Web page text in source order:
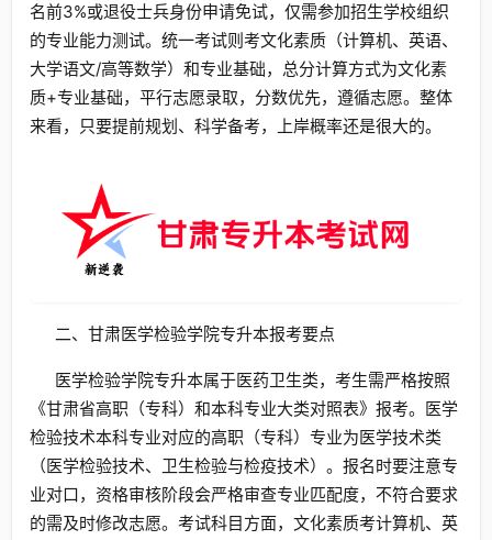
名前3%或退役士兵身份申请免试，仅需参加招生学校组织
的专业能力测试。统一考试则考文化素质（计算机、英语、
大学语文/高等数学）和专业基础，总分计算方式为文化素
质+专业基础，平行志愿录取，分数优先，遵循志愿。整体
来看，只要提前规划、科学备考，上岸概率还是很大的。
二、甘肃医学检验学院专升本报考要点
医学检验学院专升本属于医药卫生类，考生需严格按照
《甘肃省高职（专科）和本科专业大类对照表》报考。医学
检验技术本科专业对应的高职（专科）专业为医学技术类
（医学检验技术、卫生检验与检疫技术）。报名时要注意专
业对口，资格审核阶段会严格审查专业匹配度，不符合要求
的需及时修改志愿。考试科目方面，文化素质考计算机、英